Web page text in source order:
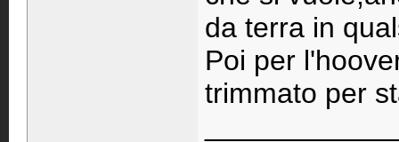
da terra in
Poi per
trimmato per